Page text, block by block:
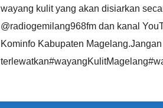
wayang kulit yang akan disiarkan
@radiogemilang968fm dan kanal
Kominfo Kabupaten